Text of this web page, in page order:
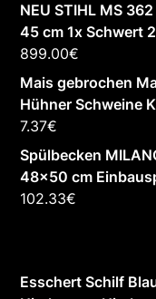
NEU STIHL MS
45 cm 1x Schwert
899.00€
Mais gebrochen
Hühner Schweine
7.37€
Spülbecken
48x50 cm
102.33€
Esschert Schilf